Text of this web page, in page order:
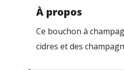
À propos
Ce bouchon à
cidres et des